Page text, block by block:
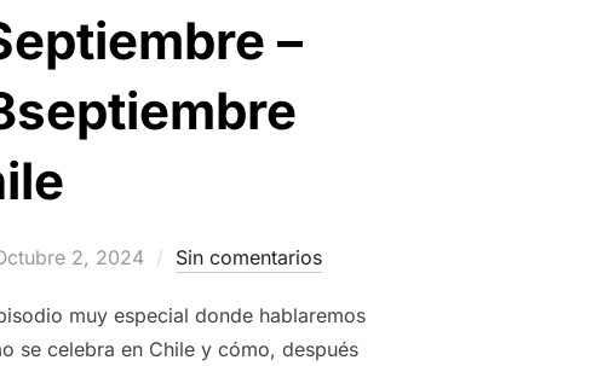
–
2, 2024 Sin comentarios
muy especial donde hablaremos
se celebra en Chile y cómo, después